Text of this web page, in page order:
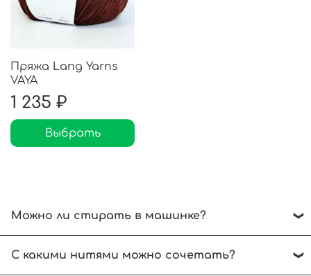
Пряжа Lang Yarns
VAYA
1 235 ₽
Выбрать
Можно ли стирать в машинке?
до 30 градусов. Отжимать без выкручивания.
С какими нитями можно сочетать?